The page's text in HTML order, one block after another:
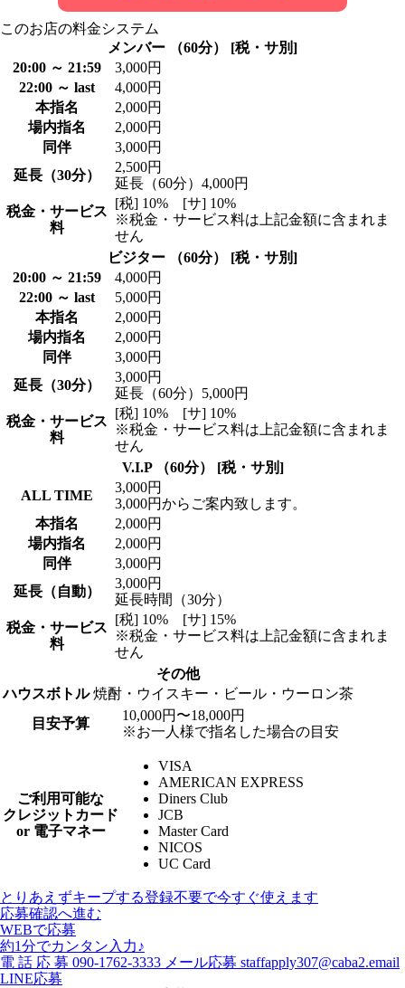
このお店の料金システム
メンバー （60分） [税・サ別]
20:00 ～ 21:59
3,000円
22:00 ～ last
4,000円
本指名
2,000円
場内指名
2,000円
同伴
3,000円
延長（30分）
2,500円
延長（60分）4,000円
税金・サービス
料
[税] 10% [サ] 10%
※税金・サービス料は上記金額に含まれま
せん
ビジター （60分） [税・サ別]
20:00 ～ 21:59
4,000円
22:00 ～ last
5,000円
本指名
2,000円
場内指名
2,000円
同伴
3,000円
延長（30分）
3,000円
延長（60分）5,000円
税金・サービス
料
[税] 10% [サ] 10%
※税金・サービス料は上記金額に含まれま
せん
V.I.P （60分） [税・サ別]
ALL TIME
3,000円
3,000円からご案内致します。
本指名
2,000円
場内指名
2,000円
同伴
3,000円
延長（自動）
3,000円
延長時間（30分）
税金・サービス
料
[税] 10% [サ] 15%
※税金・サービス料は上記金額に含まれま
せん
その他
ハウスボトル 焼酎・ウイスキー・ビール・ウーロン茶
目安予算
10,000円〜18,000円
※お一人様で指名した場合の目安
ご利用可能な
クレジットカード
or 電子マネー
VISA
AMERICAN EXPRESS
Diners Club
JCB
Master Card
NICOS
UC Card
とりあえずキープする登録不要で今すぐ使えます
応募確認へ進む
WEBで応募
約1分でカンタン入力♪
電 話 応 募 090-1762-3333 メール応募 staffapply307@caba2.email
LINE応募